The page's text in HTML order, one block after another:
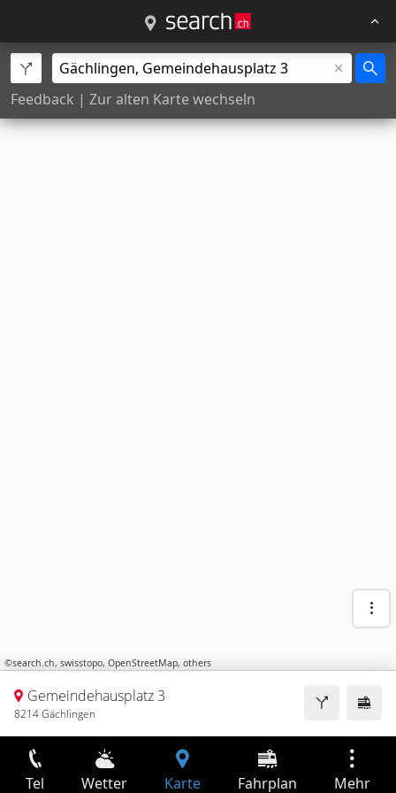
Feedback | Zur alten Karte wechseln
©search.ch, swisstopo, OpenStreetMap, others
Gemeindehausplatz 3
8214 Gächlingen
Tel Wetter Karte Fahrplan Mehr